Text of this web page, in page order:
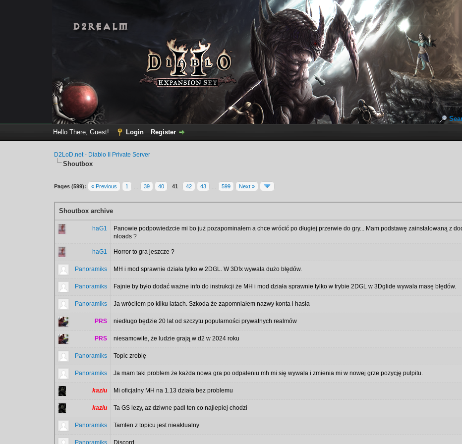
Hello There, Guest!
Login Register
D2LoD.net - Diablo II Private Server
Shoutbox
Pages (599): « Previous 1 39 40 41 42 43 599 Next »
Shoutbox archive
haG1
Panowie podpowiedzcie mi bo już pozapominałem a chce wrócić po długiej przerwie do gry... Mam podstawę zainstalowaną z
nloads ?
haG1 Horror to gra jeszcze ?
Panoramiks MH i mod sprawnie działa tylko w 2DGL. W 3Dfx wywala dużo błędów.
Panoramiks Fajnie by było dodać ważne info do instrukcji że MH i mod działa sprawnie tylko w trybie 2DGL w 3Dglide wywala masę błędów.
Panoramiks Ja wróciłem po kilku latach. Szkoda że zapomniałem nazwy konta i hasła
PRS niedługo będzie 20 lat od szczytu popularności prywatnych realmów
PRS niesamowite, że ludzie grają w d2 w 2024 roku
Panoramiks Topic zrobię
Panoramiks Ja mam taki problem że każda nowa gra po odpaleniu mh mi się wywala i zmienia mi w nowej grze pozycję pulpitu.
kaziu Mi oficjalny MH na 1.13 działa bez problemu
kaziu Ta GS lezy, az dziwne padl ten co najlepiej chodzi
Panoramiks Tamten z topicu jest nieaktualny
Panoramiks Discord